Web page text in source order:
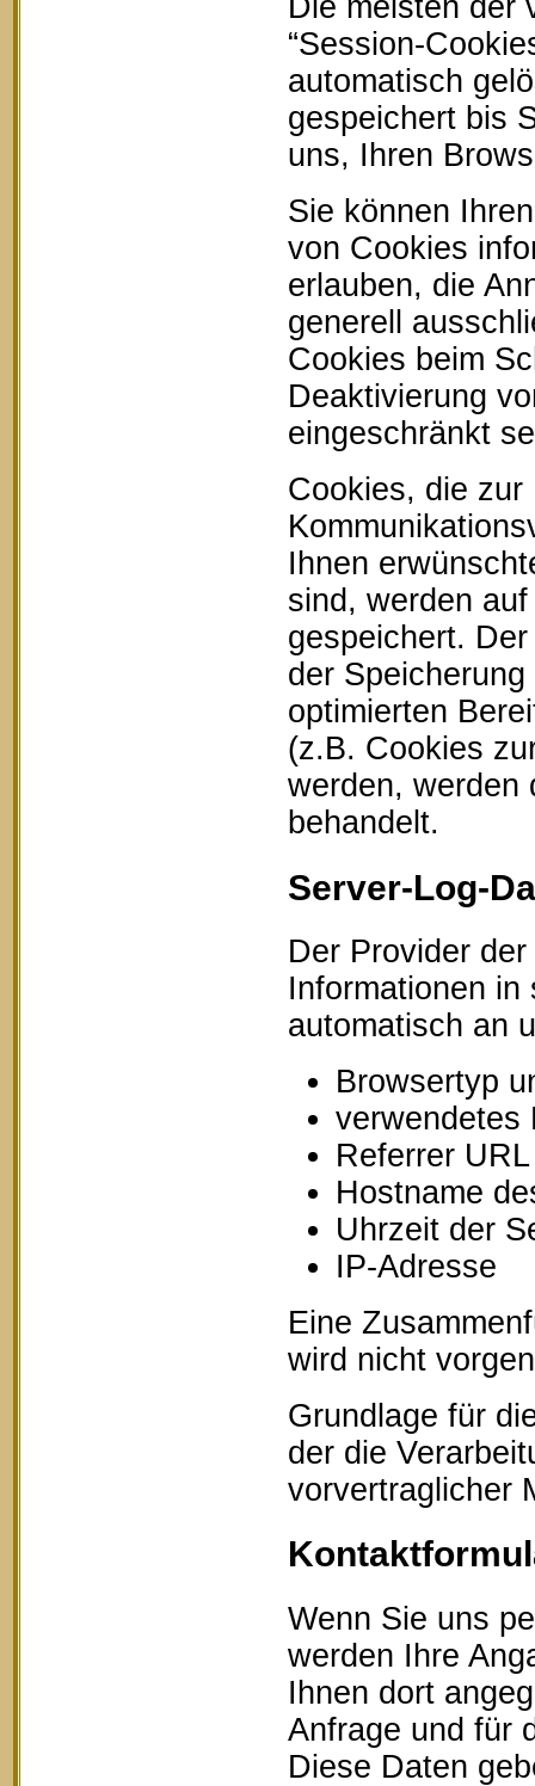
Die meisten der
“Session-
automatisch
gespeichert bis
uns, Ihren
Sie können
von Cookies
erlauben, die
generell
Cookies beim
Deaktivierung
eingeschränkt
Cookies, die zur
Ihnen
sind, werden
gespeichert.
der
optimierten
(z.B. Cookies
werden, werden
behandelt.
Server-Log-
Der Provider
Informationen
automatisch an
Browsertyp
verwendetes
Referrer URL
Hostname
Uhrzeit der
IP-Adresse
Eine
wird nicht
Grundlage für
der die
vorvertraglicher
Wenn Sie uns
werden Ihre
Ihnen dort
Anfrage und für
Diese Daten